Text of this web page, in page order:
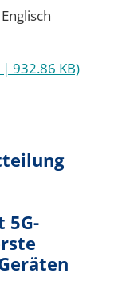
| 932.86 KB)
5G-